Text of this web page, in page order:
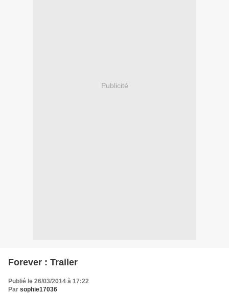
Publicité
Forever : Trailer
Publié le 26/03/2014 à 17:22
Par sophie17036